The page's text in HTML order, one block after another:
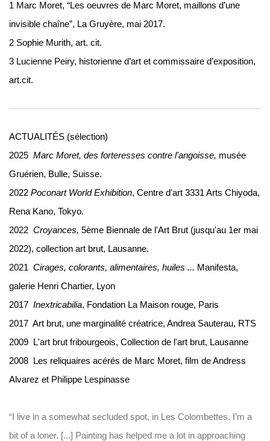
1 Marc Moret, “Les oeuvres de Marc Moret, maillons d’une
invisible chaîne”, La Gruyère, mai 2017.
2 Sophie Murith, art. cit.
3 Lucienne Peiry, historienne d’art et commissaire d’exposition,
art.cit.
ACTUALITÉS (sélection)
2025 Marc Moret, des forteresses contre l'angoisse, musée
Gruérien, Bulle, Suisse.
2022 Poconart World Exhibition, Centre d'art 3331 Arts Chiyoda,
Rena Kano, Tokyo.
2022 Croyances, 5ème Biennale de l'Art Brut (jusqu'au 1er mai
2022), collection art brut, Lausanne.
2021 Cirages, colorants, alimentaires, huiles ... Manifesta,
galerie Henri Chartier, Lyon
2017 Inextricabilia, Fondation La Maison rouge, Paris
2017 Art brut, une marginalité créatrice, Andrea Sauterau, RTS
2009 L'art brut fribourgeois, Collection de l'art brut, Lausanne
2008 Les reliquaires acérés de Marc Moret, film de Andress
Alvarez et Philippe Lespinasse
“I live in a somewhat secluded spot, in Les Colombettes. I’m a
bit of a loner. [...] Painting has helped me a lot in approaching